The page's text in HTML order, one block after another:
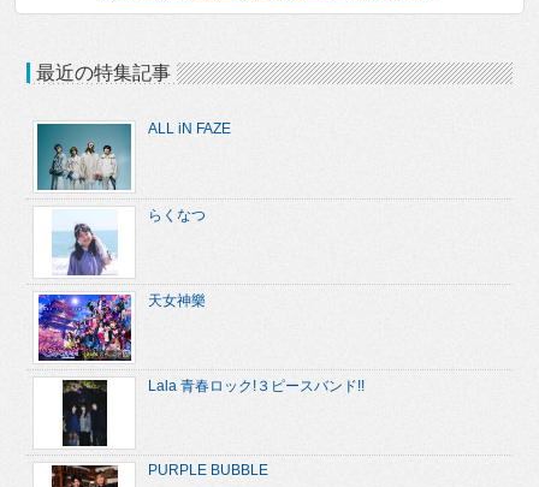
最近の特集記事
ALL iN FAZE
らくなつ
天女神樂
Lala 青春ロック!３ピースバンド!!
PURPLE BUBBLE